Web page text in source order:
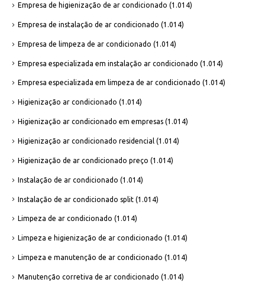
Empresa de higienização de ar condicionado (1.014)
Empresa de instalação de ar condicionado (1.014)
Empresa de limpeza de ar condicionado (1.014)
Empresa especializada em instalação ar condicionado (1.014)
Empresa especializada em limpeza de ar condicionado (1.014)
Higienização ar condicionado (1.014)
Higienização ar condicionado em empresas (1.014)
Higienização ar condicionado residencial (1.014)
Higienização de ar condicionado preço (1.014)
Instalação de ar condicionado (1.014)
Instalação de ar condicionado split (1.014)
Limpeza de ar condicionado (1.014)
Limpeza e higienização de ar condicionado (1.014)
Limpeza e manutenção de ar condicionado (1.014)
Manutenção corretiva de ar condicionado (1.014)